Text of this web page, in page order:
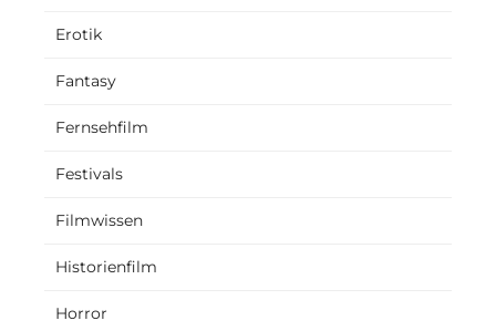
Erotik
Fantasy
Fernsehfilm
Festivals
Filmwissen
Historienfilm
Horror